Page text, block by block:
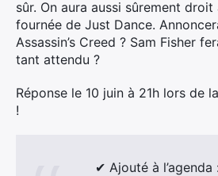
sûr. On aura aussi sûrement
fournée de Just Dance.
Assassin’s Creed ? Sam Fisher
tant attendu ?
Réponse le 10 juin à 21h lors de
!
✔ Ajouté à l’agenda :